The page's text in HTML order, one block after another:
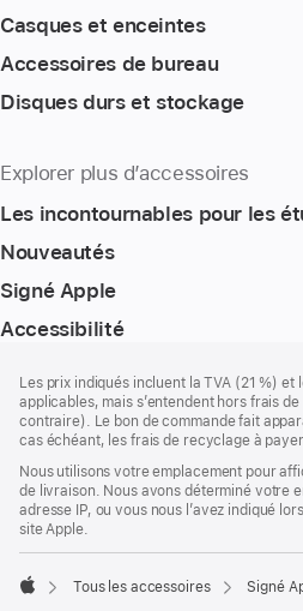
Casques et enceintes
Accessoires de bureau
Disques durs et stockage
Explorer plus d’accessoires
Les incontournables pour les
Nouveautés
Signé Apple
Accessibilité
de
page
de
bas
de
Les prix indiqués incluent la TVA (21 %)
applicables, mais s’entendent hors frais
contraire). Le bon de commande fait
cas échéant, les frais de recyclage à
Nous utilisons votre emplacement pour
de livraison. Nous avons déterminé votre
adresse IP, ou vous nous l’avez indiqué
site Apple.
Tous les accessoires Signé